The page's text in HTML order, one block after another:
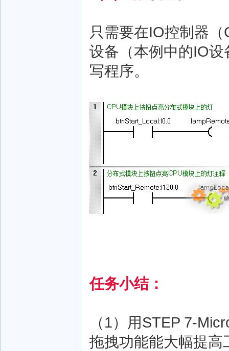
只需要在IO控制器
设备（本例中的IO
写程序。
任务小结：
（1）用STEP 7-
拖拽功能能大幅提